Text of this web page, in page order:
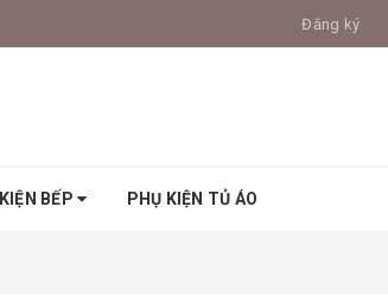
Đăng ký
BẾP PHỤ KIỆN TỦ ÁO